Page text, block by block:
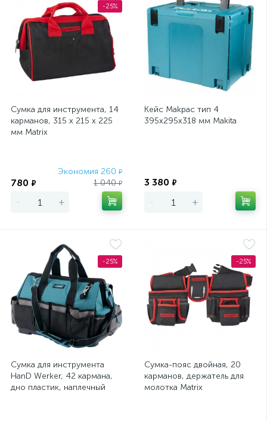
-25%
Сумка для инструмента, 14
карманов, 315 х 215 х 225
мм Matrix
Экономия 260 ₽
780 ₽ 1 040₽
- +
Кейс Makpac тип 4
395х295х318 мм Makita
3 380 ₽
- +
-25%
Сумка для инструмента
HanD Werker, 42 кармана,
дно пластик, наплечный
-25%
Сумка-пояс двойная, 20
карманов, держатель для
молотка Matrix